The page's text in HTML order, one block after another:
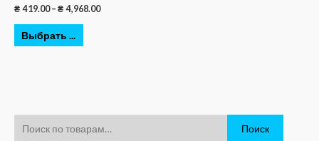
Поиск
₴ 419.00– ₴ 4,968.00
Выбрать ...